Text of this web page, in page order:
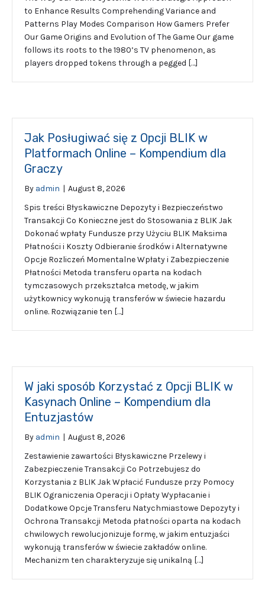
to Enhance Results Comprehending Variance and
Patterns Play Modes Comparison How Gamers Prefer
Our Game Origins and Evolution of The Game Our game
follows its roots to the 1980’s TV phenomenon, as
players dropped tokens through a pegged […]
Jak Posługiwać się z Opcji BLIK w
Platformach Online – Kompendium dla
Graczy
By admin | August 8, 2026
Spis treści Błyskawiczne Depozyty i Bezpieczeństwo
Transakcji Co Konieczne jest do Stosowania z BLIK Jak
Dokonać wpłaty Fundusze przy Użyciu BLIK Maksima
Płatności i Koszty Odbieranie środków i Alternatywne
Opcje Rozliczeń Momentalne Wpłaty i Zabezpieczenie
Płatności Metoda transferu oparta na kodach
tymczasowych przekształca metodę, w jakim
użytkownicy wykonują transferów w świecie hazardu
online. Rozwiązanie ten […]
W jaki sposób Korzystać z Opcji BLIK w
Kasynach Online – Kompendium dla
Entuzjastów
By admin | August 8, 2026
Zestawienie zawartości Błyskawiczne Przelewy i
Zabezpieczenie Transakcji Co Potrzebujesz do
Korzystania z BLIK Jak Wpłacić Fundusze przy Pomocy
BLIK Ograniczenia Operacji i Opłaty Wypłacanie i
Dodatkowe Opcje Transferu Natychmiastowe Depozyty i
Ochrona Transakcji Metoda płatności oparta na kodach
chwilowych rewolucjonizuje formę, w jakim entuzjaści
wykonują transferów w świecie zakładów online.
Mechanizm ten charakteryzuje się unikalną […]